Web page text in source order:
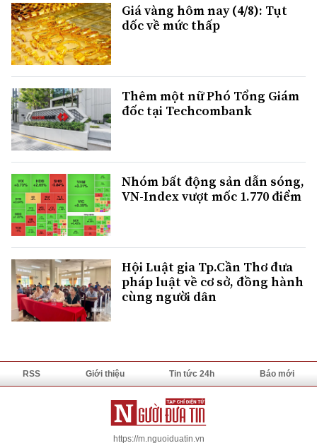
Giá vàng hôm nay (4/8): Tụt
dốc về mức thấp
Thêm một nữ Phó Tổng Giám
đốc tại Techcombank
Nhóm bất động sản dẫn sóng,
VN-Index vượt mốc 1.770 điểm
Hội Luật gia Tp.Cần Thơ đưa
pháp luật về cơ sở, đồng hành
cùng người dân
RSS Giới thiệu Tin tức 24h Báo mới
https://m.nguoiduatin.vn